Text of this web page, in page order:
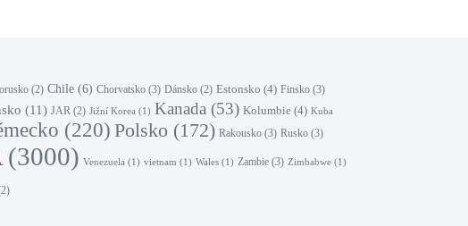
(2) Chile(6) Chorvatsko(3) Dánsko(2) Estonsko (4) Finsko(3)
(11) JAR(2) Jižní Korea(1) Kanada(53) Kolumbie(4) Kuba
(220) Polsko (172) Rakousko(3) Rusko(3)
(3000) Venezuela(1) vietnam (1) Wales(1) Zambie(3) Zimbabwe(1)